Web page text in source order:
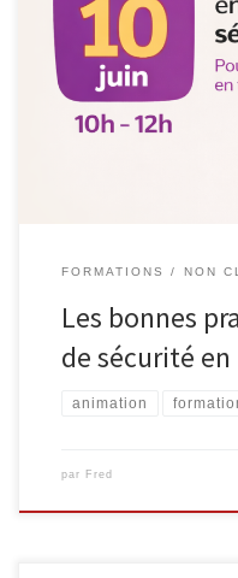
Le mercredi 10 juin 2026,
Numérique organise un
pratiques en matière de
Consommaverti. À l’heure
services en ligne font
FORMATIONS NON
Les bonnes
de sécurité
animation
par Fred